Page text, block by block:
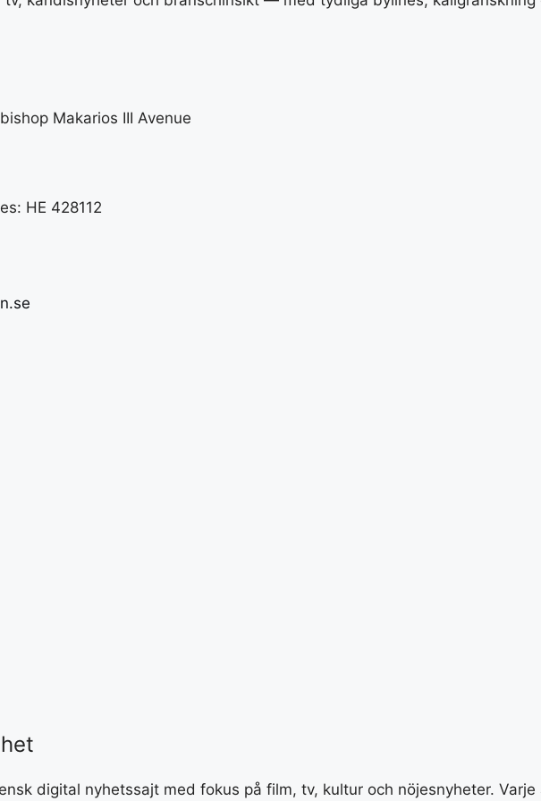
Makarios III Avenue
HE 428112
digital nyhetssajt med fokus på film, tv, kultur och nöjesnyheter.